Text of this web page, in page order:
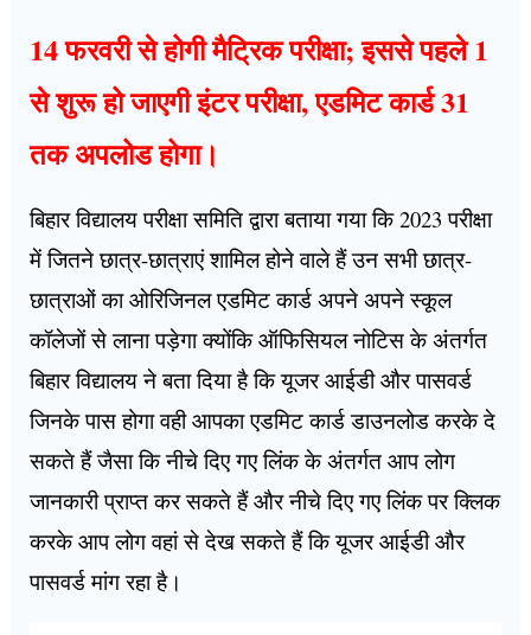
14 फरवरी से होगी मैट्रिक परीक्षा; इससे पहले 1
से शुरू हो जाएगी इंटर परीक्षा, एडमिट कार्ड 31
तक अपलोड होगा।
बिहार विद्यालय परीक्षा समिति द्वारा बताया गया कि 2023 परीक्षा
में जितने छात्र-छात्राएं शामिल होने वाले हैं उन सभी छात्र-
छात्राओं का ओरिजिनल एडमिट कार्ड अपने अपने स्कूल
कॉलेजों से लाना पड़ेगा क्योंकि ऑफिसियल नोटिस के अंतर्गत
बिहार विद्यालय ने बता दिया है कि यूजर आईडी और पासवर्ड
जिनके पास होगा वही आपका एडमिट कार्ड डाउनलोड करके दे
सकते हैं जैसा कि नीचे दिए गए लिंक के अंतर्गत आप लोग
जानकारी प्राप्त कर सकते हैं और नीचे दिए गए लिंक पर क्लिक
करके आप लोग वहां से देख सकते हैं कि यूजर आईडी और
पासवर्ड मांग रहा है।